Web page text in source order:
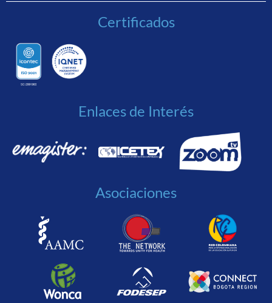
Certificados
Enlaces de Interés
Asociaciones